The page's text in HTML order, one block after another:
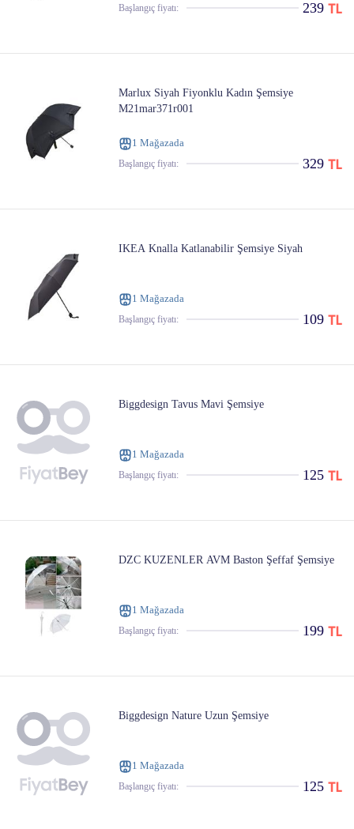
Başlangıç ​​fiyatı: 239
Marlux Siyah Fiyonklu Kadın Şemsiye
M21mar371r001
1 Mağazada
Başlangıç ​​fiyatı: 329
IKEA Knalla Katlanabilir Şemsiye Siyah
1 Mağazada
Başlangıç ​​fiyatı: 109
Biggdesign Tavus Mavi Şemsiye
1 Mağazada
Başlangıç ​​fiyatı: 125
DZC KUZENLER AVM Baston Şeffaf Şemsiye
1 Mağazada
Başlangıç ​​fiyatı: 199
Biggdesign Nature Uzun Şemsiye
1 Mağazada
Başlangıç ​​fiyatı: 125